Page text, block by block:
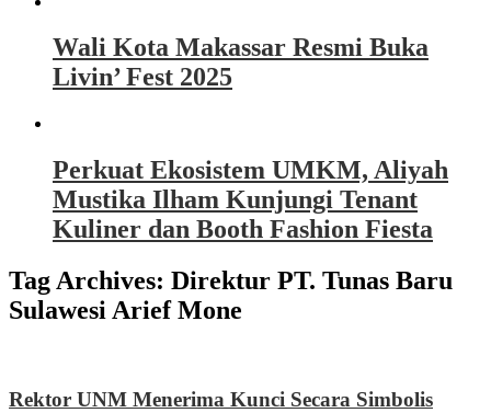
Wali Kota Makassar Resmi Buka
Livin’ Fest 2025
Perkuat Ekosistem UMKM, Aliyah
Mustika Ilham Kunjungi Tenant
Kuliner dan Booth Fashion Fiesta
Tag Archives: Direktur PT. Tunas Baru
Sulawesi Arief Mone
Rektor UNM Menerima Kunci Secara Simbolis